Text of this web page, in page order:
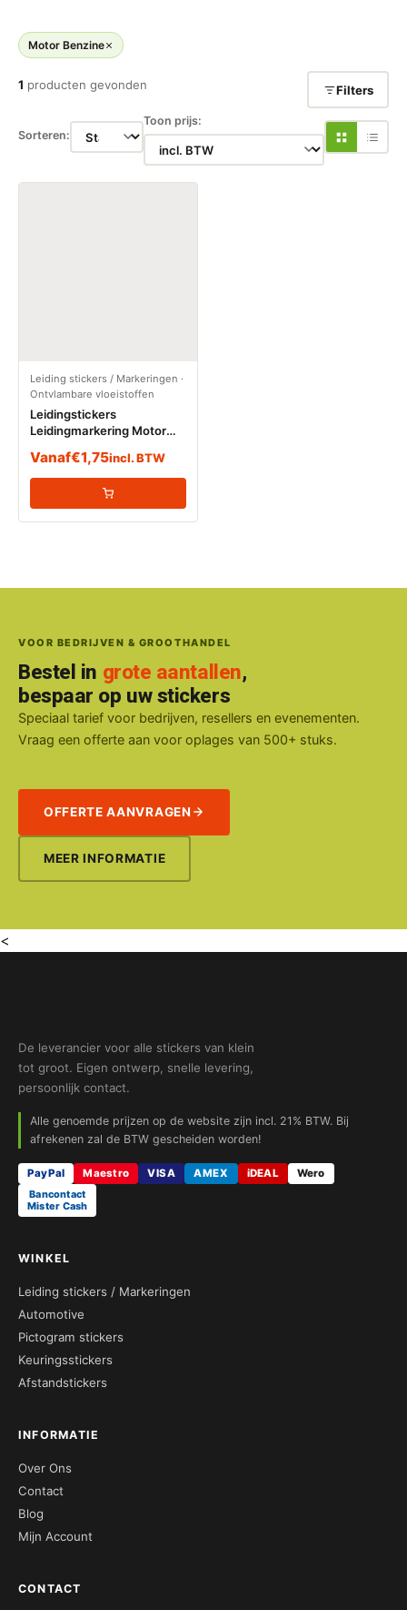
Motor Benzine
1 producten gevonden Filters
Sorteren:
Toon prijs:
Leiding stickers / Markeringen ·
Ontvlambare vloeistoffen
Leidingstickers
Leidingmarkering Motor
vloeistoffen)
Vanaf€1,75incl. BTW
VOOR BEDRIJVEN & GROOTHANDEL
Bestel in grote aantallen,
bespaar op uw stickers
Speciaal tarief voor bedrijven, resellers en evenementen.
Vraag een offerte aan voor oplages van 500+ stuks.
OFFERTE AANVRAGEN
MEER INFORMATIE
<
De leverancier voor alle stickers van klein
tot groot. Eigen ontwerp, snelle levering,
persoonlijk contact.
Alle genoemde prijzen op de website zijn incl. 21% BTW. Bij
afrekenen zal de BTW gescheiden worden!
PayPal Maestro VISA AMEX iDEAL
Wero
Bancontact
Mister Cash
WINKEL
Leiding stickers / Markeringen
Automotive
Pictogram stickers
Keuringsstickers
Afstandstickers
INFORMATIE
Over Ons
Contact
Blog
Mijn Account
CONTACT